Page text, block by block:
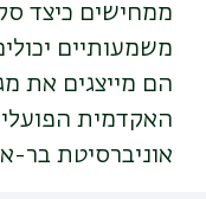
ממחישים כיצד
משמעותיים
הם מייצגים את
האקדמית
אוניברסיטת בר-